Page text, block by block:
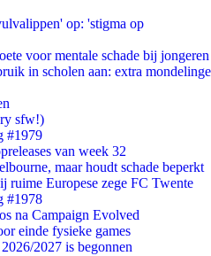
op: 'stigma op
voor mentale schade bij jongeren
in scholen aan: extra mondelinge
sfw!)
#1979
van week 32
maar houdt schade beperkt
ruime Europese zege FC Twente
#1978
na Campaign Evolved
einde fysieke games
2027 is begonnen